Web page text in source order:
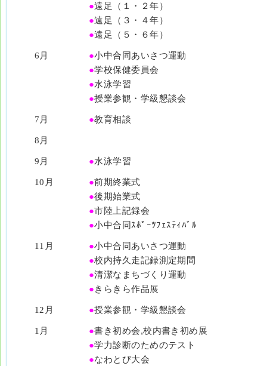
●遠足（１・２年）
●遠足（３・４年）
●遠足（５・６年）
6月 ●小中合同あいさつ運動
●学校保健委員会
●水泳学習
●授業参観・学級懇談会
7月 ●教育相談
8月
9月 ●水泳学習
10月 ●前期終業式
●後期始業式
●市陸上記録会
●小中合同ｽﾎﾟｰﾂﾌｪｽﾃｨﾊﾞﾙ
11月 ●小中合同あいさつ運動
●校内持久走記録測定期間
●清潔なまちづくり運動
●きらきら作品展
12月 ●授業参観・学級懇談会
1月 ●書き初め会,校内書き初め展
●学力診断のためのテスト
●なわとび大会